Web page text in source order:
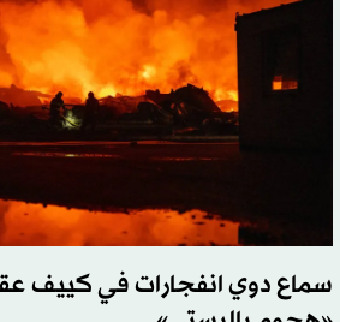
سماع دوي انفجارات في كييف